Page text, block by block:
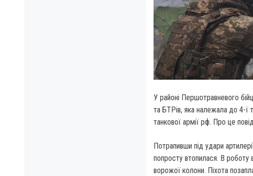
У районі Першотравневого
та БТРів, яка належала до 4-ї
танкової армії рф. Про це
Потрапивши під удари
попросту втопилася. В роботу
ворожої колони. Піхота